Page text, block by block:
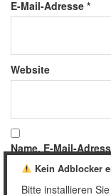
E-Mail-Adresse *
Website
Name, E-Mail-
meinen nächsten
Kein Adblocker
Bitte installieren